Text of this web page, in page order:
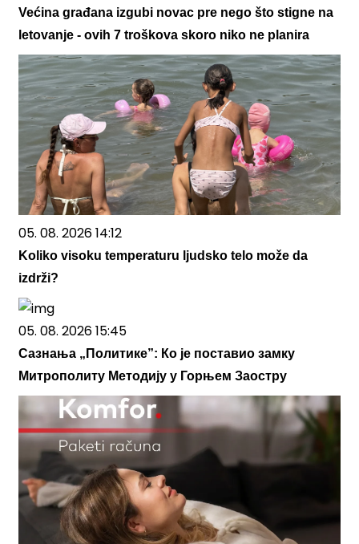
Većina građana izgubi novac pre nego što stigne na
letovanje - ovih 7 troškova skoro niko ne planira
05. 08. 2026 14:12
Koliko visoku temperaturu ljudsko telo može da
izdrži?
05. 08. 2026 15:45
Сазнања „Политике”: Ко је поставио замку
Митрополиту Методију у Горњем Заостру